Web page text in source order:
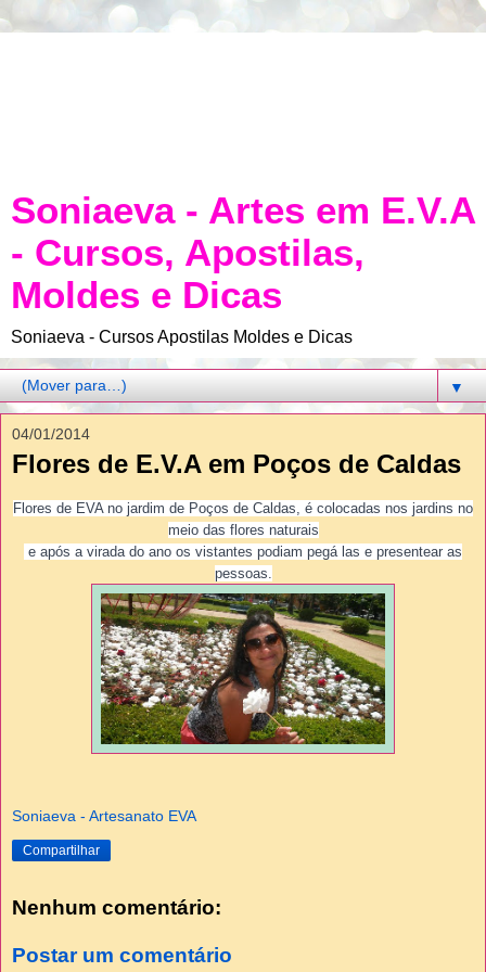
Soniaeva - Artes em E.V.A
- Cursos, Apostilas,
Moldes e Dicas
Soniaeva - Cursos Apostilas Moldes e Dicas
▼
04/01/2014
Flores de E.V.A em Poços de Caldas
Flores de EVA no jardim de Poços de Caldas, é colocadas nos jardins no
meio das flores naturais
e após a virada do ano os vistantes podiam pegá las e presentear as
pessoas.
Soniaeva - Artesanato EVA
Compartilhar
Nenhum comentário:
Postar um comentário